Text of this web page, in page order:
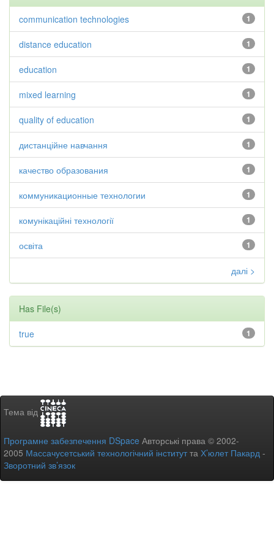
1
communication technologies
1
distance education
1
education
1
mixed learning
1
quality of education
1
дистанційне навчання
1
качество образования
1
коммуникационные технологии
1
комунікаційні технології
1
освіта
далі >
Has File(s)
1
true
Тема від
Програмне забезпечення DSpace Авторські права © 2002-
2005 Массачусетський технологічний інститутта Х’юлет Пакард -
Зворотний зв’язок